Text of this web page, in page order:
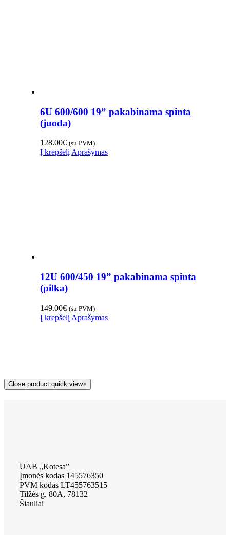
6U 600/600 19” pakabinama spinta
(juoda)
128.00€ (su PVM)
Į krepšelį Aprašymas
12U 600/450 19” pakabinama spinta
(pilka)
149.00€ (su PVM)
Į krepšelį Aprašymas
Close product quick view×
UAB „Kotesa”
Įmonės kodas 145576350
PVM kodas LT455763515
Tilžės g. 80A, 78132
Šiauliai